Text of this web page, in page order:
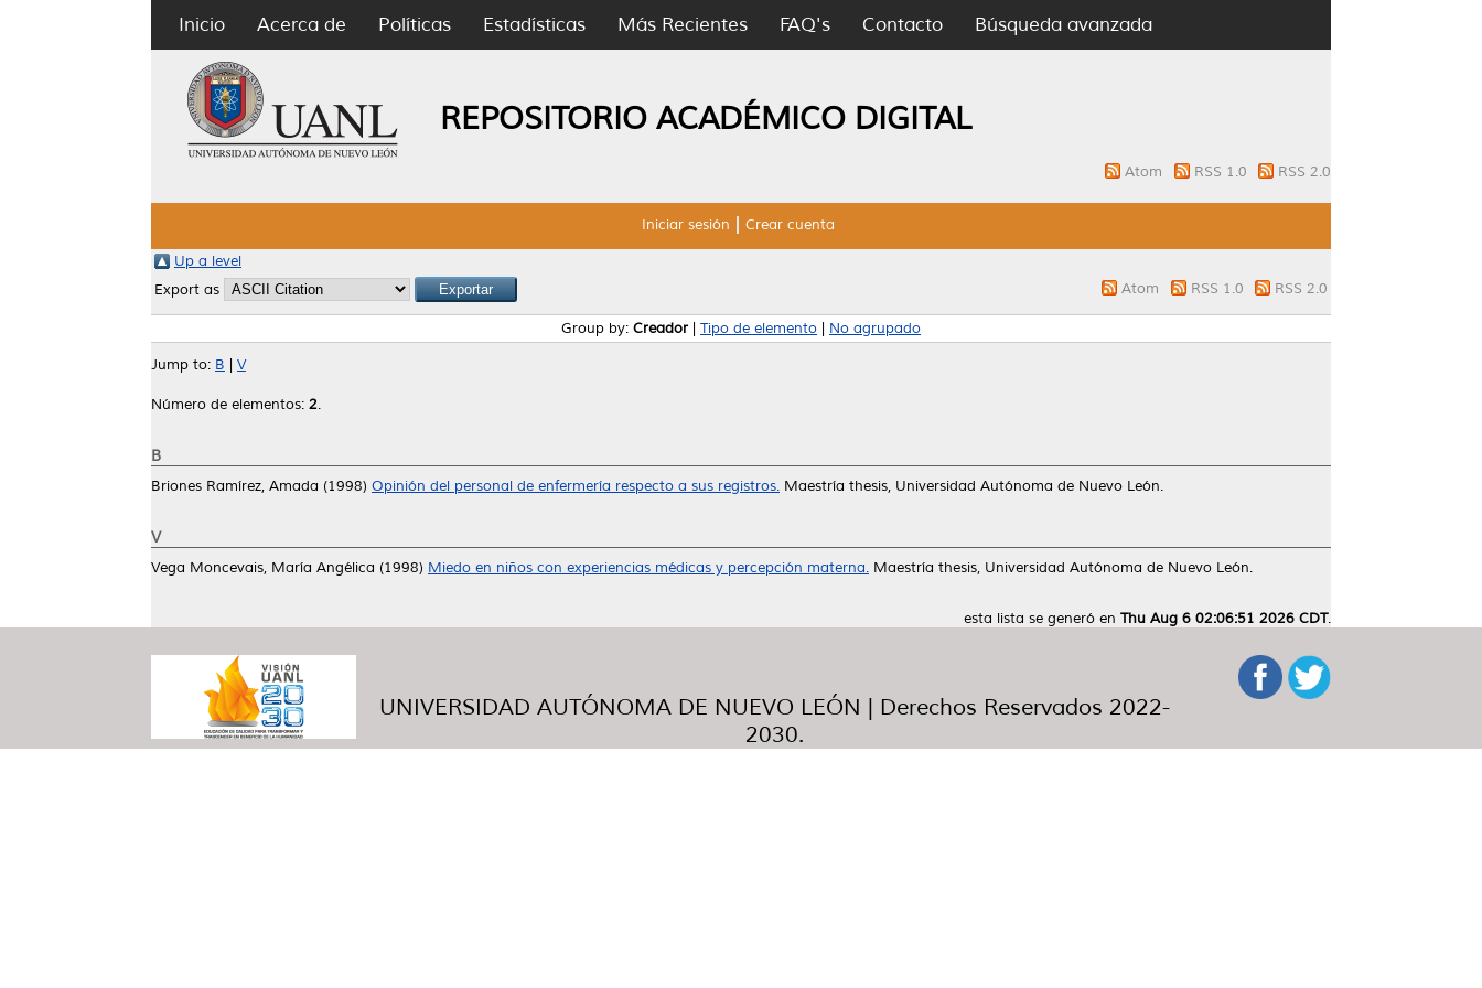
Inicio Acerca de Políticas Estadísticas Más Recientes FAQ's Contacto Búsqueda avanzada
REPOSITORIO ACADÉMICO DIGITAL
Atom RSS 1.0 RSS 2.0
Iniciar sesión Crear cuenta
Up a level
Export as
Atom RSS 1.0 RSS 2.0
Group by: Creador Tipo de elemento No agrupado
Jump to: B V
Número de elementos: 2.
B
Briones Ramírez, Amada (1998) Opinión del personal de enfermería respecto a sus registros. Maestría thesis, Universidad Autónoma de Nuevo León.
V
Vega Moncevais, María Angélica (1998) Miedo en niños con experiencias médicas y percepción materna. Maestría thesis, Universidad Autónoma de Nuevo León.
esta lista se generó en Thu Aug 6 02:06:51 2026 CDT.
UNIVERSIDAD AUTÓNOMA DE NUEVO LEÓN | Derechos Reservados 2022-
2030.